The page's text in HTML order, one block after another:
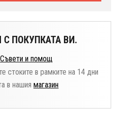
ПОКУПКАТА ВИ.
Съвети и помощ
стоките в рамките на 14 дни
в нашия магазин